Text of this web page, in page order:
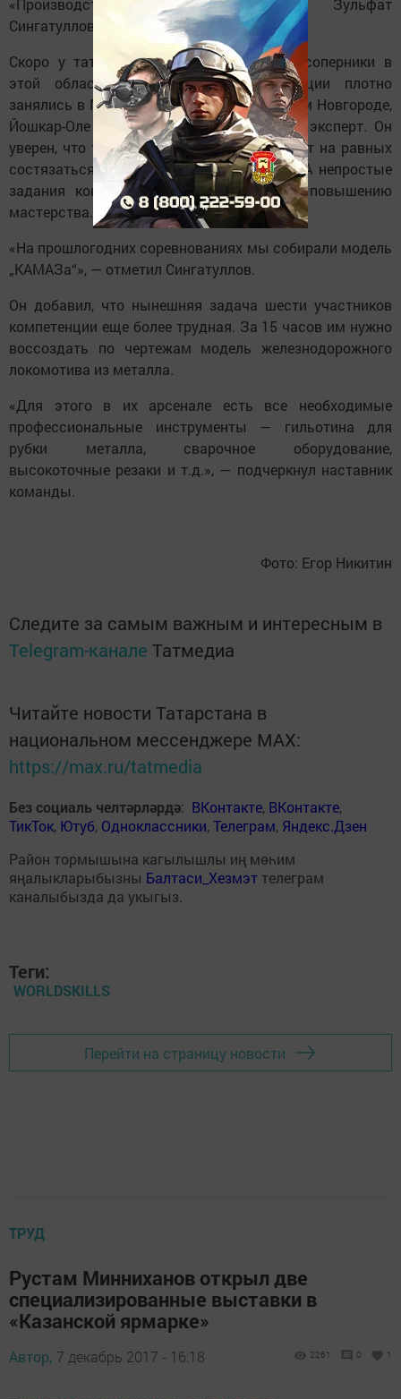
«Производства металлоконструкций» Зульфат
Сингатуллов.
Скоро у татарстанцев могут появиться соперники в
этой области — отработкой компетенции плотно
занялись в Москве и Подмосковье, Нижнем Новгороде,
Йошкар-Оле и других городах, рассказал эксперт. Он
уверен, что татарстанская команда сможет на равных
состязаться с любым регионом страны. А непростые
задания конкурса только способствуют повышению
мастерства.
«На прошлогодних соревнованиях мы собирали модель
„КАМАЗа“», — отметил Сингатуллов.
Он добавил, что нынешняя задача шести участников
компетенции еще более трудная. За 15 часов им нужно
воссоздать по чертежам модель железнодорожного
локомотива из металла.
«Для этого в их арсенале есть все необходимые
профессиональные инструменты — гильотина для
рубки металла, сварочное оборудование,
высокоточные резаки и т.д.», — подчеркнул наставник
команды.
Фото: Егор Никитин
Следите за самым важным и интересным в
Telegram-канале Татмедиа
Читайте новости Татарстана в
национальном мессенджере MАХ:
https://max.ru/tatmedia
Без социаль челтәрләрдә: ВКонтакте, ВКонтакте,
ТикТок, Ютуб, Одноклассники,Телеграм, Яндекс.Дзен
Район тормышына кагылышлы иң мөһим
яңалыкларыбызны Балтаси_Хезмэт телеграм
каналыбызда да укыгыз.
Теги:
WORLDSKILLS
Перейти на страницу новости
ТРУД
Рустам Минниханов открыл две
специализированные выставки в
«Казанской ярмарке»
Автор, 7 декабрь 2017 - 16:18 2261 0 1